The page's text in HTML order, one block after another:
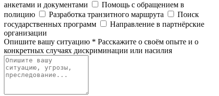
анкетами и документами
Помощь с обращением в
полицию
Разработка транзитного маршрута
Поиск
государственных программ
Направление в партнёрские
организации
Опишите вашу ситуацию * Расскажите о своём опыте и о
конкретных случаях дискриминации или насилия